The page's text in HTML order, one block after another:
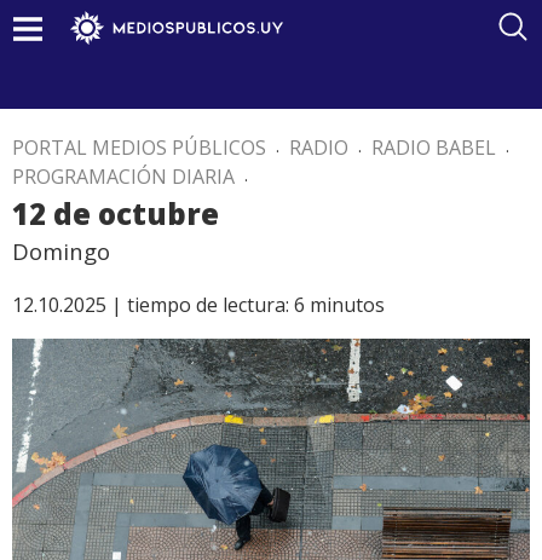
PORTAL MEDIOS PÚBLICOS . RADIO . RADIO BABEL .
PROGRAMACIÓN DIARIA .
12 de octubre
Domingo
12.10.2025 | tiempo de lectura: 6 minutos